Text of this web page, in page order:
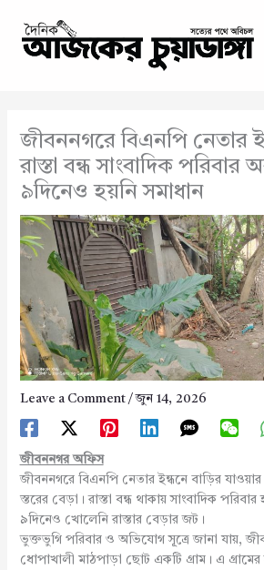
content
জীবননগরে বিএনপি নেতার
রাস্তা বন্ধ সাংবাদিক পরিবার
৯দিনেও হয়নি সমাধান
Leave a Comment /জুন 14, 2026
জীবননগর অফিস
জীবননগরে বিএনপি নেতার ইন্ধনে বাড়ির যাওয়ার
স্তরের বেড়া। রাস্তা বন্ধ থাকায় সাংবাদিক
৯দিনেও খোলেনি রাস্তার বেড়ার জট।
ভুক্তভুগি পরিবার ও অভিযোগ সূূত্রে জানা যায়,
ধোপাখালী মাঠপাড়া ছোট একটি গ্রাম। এ